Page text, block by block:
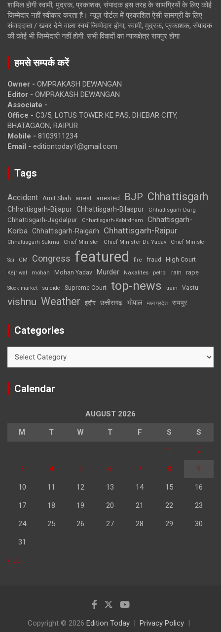
शामिल होगी स्वामी, मुद्रक, प्रकाशक, संपादक इस तरह के सामग्रियों के लिए कोई
ज़िम्मेदार नहीं स्वीकार करता है। न्यूज़ पोर्टल में प्रकाशित ऐसी सामग्री के लिए
संवाददाता / खबर देने वाला स्वयं जिम्मेदार होगा, स्वामी, मुद्रक, प्रकाशक, संपादक
की कोई भी जिम्मेदारी नहीं होगी. सभी विवादों का न्यायक्षेत्र रायपुर होगा
हमसे सम्पर्क करें
Owner - OMPRAKASH DEWANGAN
Editor - OMPRAKASH DEWANGAN
Associate -
Office - C3/5, LOTUS TOWER KE PAS, DHEBAR CITY,
BHATAGAON, RAIPUR
Mobile - 8103911234
Email - editiontoday1@gmail.com
Tags
Accident Amit Shah arrest arrested BJP Chhattisgarh
Chhattisgarh-Bijapur Chhattisgarh-Bilaspur Chhattisgarh-Durg
Chhattisgarh-Jagdalpur Chhattisgarh-Kabirdham
Chhattisgarh-
Korba Chhattisgarh-Raigarh Chhattisgarh-Raipur
Chhattisgarh-Sukma Chief Minister Chief Minister Dr. Yadav Chief Minister
Sai CM Congress featured fire fraud High Court
Kejriwal mohan Mohan Yadav Murder Naxalites petrol rain rape
Stock market suicide Supreme Court top-news train Vastu
vishnu Weather इंदौर छत्तीसगढ़ भोपाल मध्य प्रदेश रायपुर
Categories
Calendar
AUGUST 2026
M T W T F S S
1 2
3 4 5 6 7 8 9
10 11 12 13 14 15 16
17 18 19 20 21 22 23
24 25 26 27 28 29 30
31
« Jul
Copyright © 2026 Edition Today
Privacy Policy